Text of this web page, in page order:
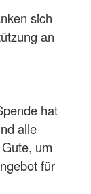
sich
an
hat
alle
um
für